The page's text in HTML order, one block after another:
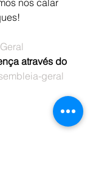
nos calar
através do
geral